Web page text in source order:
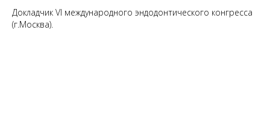
Докладчик VI международного эндодонтического конгресса
(г.Москва).